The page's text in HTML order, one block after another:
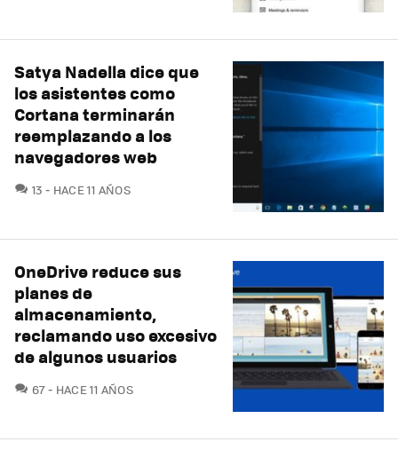
Satya Nadella dice que
los asistentes como
Cortana terminarán
reemplazando a los
navegadores web
13 COMENTARIOS
HACE 11 AÑOS
OneDrive reduce sus
planes de
almacenamiento,
reclamando uso excesivo
de algunos usuarios
67COMENTARIOS
HACE 11 AÑOS